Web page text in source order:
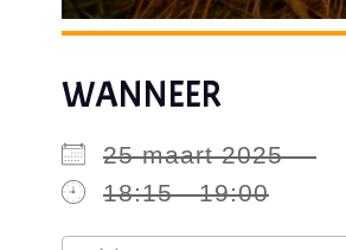
WANNEER
25 maart 2025
18:15 - 19:00